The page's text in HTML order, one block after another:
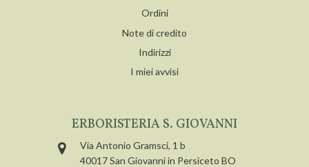
Ordini
Note di credito
Indirizzi
I miei avvisi
ERBORISTERIA S. GIOVANNI
Via Antonio Gramsci, 1 b
40017 San Giovanni in Persiceto BO